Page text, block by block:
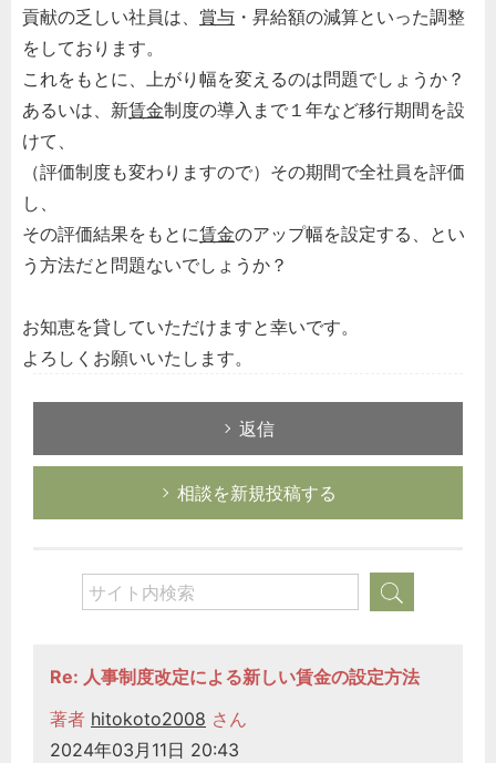
貢献の乏しい社員は、 賞与 ・昇給額の減算といった調整
をしております。
これをもとに、上がり幅を変えるのは問題でしょうか？
あるいは、新賃金制度の導入まで１年など移行期間を設
けて、
（評価制度も変わりますので）その期間で全社員を評価
し、
その評価結果をもとに賃金のアップ幅を設定する、とい
う方法だと問題ないでしょうか？
お知恵を貸していただけますと幸いです。
よろしくお願いいたします。
返信
相談を新規投稿する
Re: 人事制度改定による新しい賃金の設定方法
著者 hitokoto2008 さん
2024年03月11日 20:43